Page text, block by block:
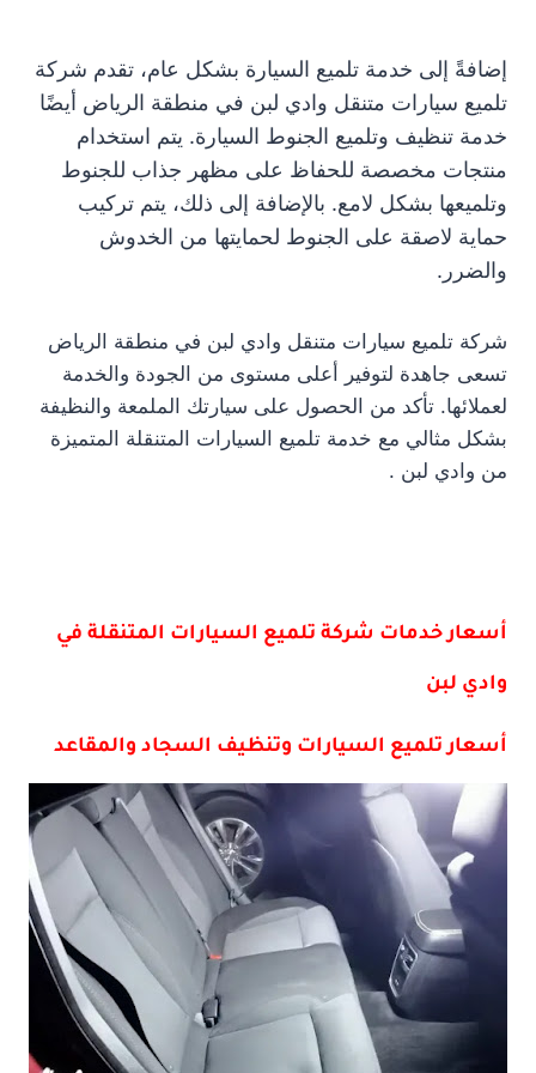
إضافةً إلى خدمة تلميع السيارة بشكل عام، تقدم شركة
تلميع سيارات متنقل وادي لبن في منطقة الرياض أيضًا
خدمة تنظيف وتلميع الجنوط السيارة. يتم استخدام
منتجات مخصصة للحفاظ على مظهر جذاب للجنوط
وتلميعها بشكل لامع. بالإضافة إلى ذلك، يتم تركيب
حماية لاصقة على الجنوط لحمايتها من الخدوش
والضرر.
شركة تلميع سيارات متنقل وادي لبن في منطقة الرياض
تسعى جاهدة لتوفير أعلى مستوى من الجودة والخدمة
لعملائها. تأكد من الحصول على سيارتك الملمعة والنظيفة
بشكل مثالي مع خدمة تلميع السيارات المتنقلة المتميزة
من وادي لبن .
أسعار خدمات شركة تلميع السيارات المتنقلة في
وادي لبن
أسعار تلميع السيارات وتنظيف السجاد والمقاعد